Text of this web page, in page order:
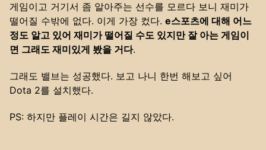
게임이고 거기서 좀 알아주는 선수를 모르다 보니 재미가
떨어질 수밖에 없다. 이게 가장 컸다. e스포츠에 대해 어느
정도 알고 있어 재미가 떨어질 수도 있지만 잘 아는 게임이
면 그래도 재미있게 봤을 거다.
그래도 밸브는 성공했다. 보고 나니 한번 해보고 싶어
Dota 2를 설치했다.
PS: 하지만 플레이 시간은 길지 않았다.